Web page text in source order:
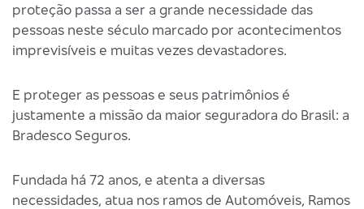
proteção passa a ser a grande necessidade das
pessoas neste século marcado por acontecimentos
imprevisíveis e muitas vezes devastadores.
E proteger as pessoas e seus patrimônios é
justamente a missão da maior seguradora do Brasil: a
Bradesco Seguros.
Fundada há 72 anos, e atenta a diversas
necessidades, atua nos ramos de Automóveis, Ramos